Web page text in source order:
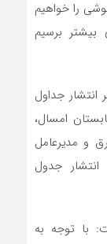
را خواهیم
بیشتر برسیم
انتشار جداول
امسال،
و مدیرعامل
جدول
با توجه به